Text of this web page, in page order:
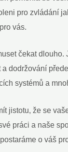
pro zvládání
vás.
čekat
dodržování
systémů a
jistotu, že se
práci a‍ naše
o váš